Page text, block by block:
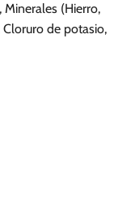
(Hierro,
de potasio,